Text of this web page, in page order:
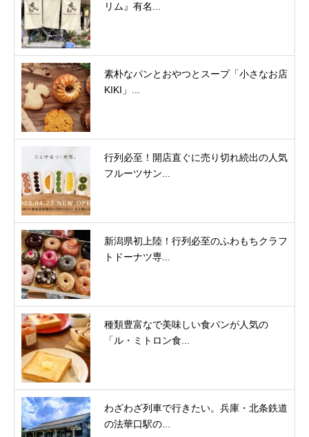
リム』有名...
素朴なパンとおやつとスープ「小さなお店
KIKI」...
行列必至！開店直ぐに売り切れ続出の人気
フルーツサン...
新潟県初上陸！行列必至のふわもちクラフ
トドーナツ専...
種類豊富なで美味しい食パンが人気の
「ル・ミトロン食...
わざわざ列車で行きたい。兵庫・北条鉄道
の法華口駅の...